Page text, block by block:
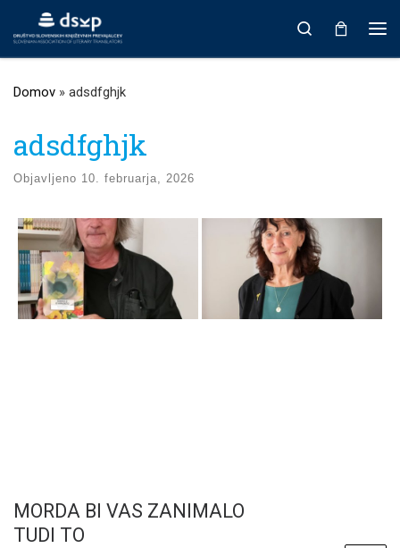
Prikaži vso vsebino
Search
Domov » adsdfghjk
adsdfghjk
Objavljeno 10. februarja, 2026
MORDA BI VAS ZANIMALO
TUDI TO